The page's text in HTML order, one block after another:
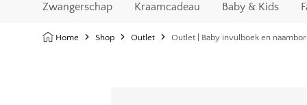
Zwangerschap Kraamcadeau Baby & Kids
Home Shop Outlet Outlet | Baby invulboek en